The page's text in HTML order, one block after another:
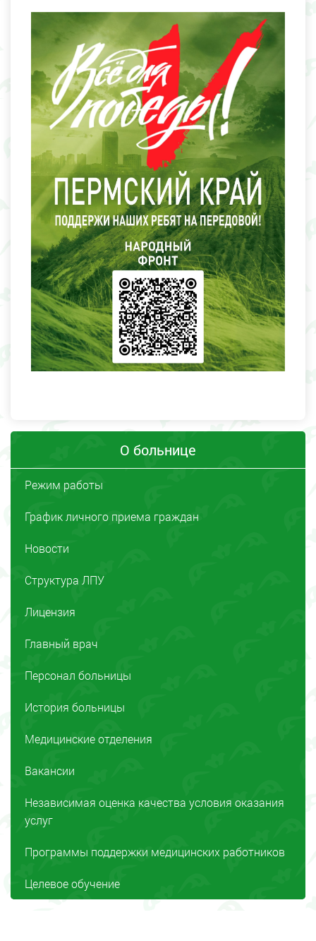
О больнице
Режим работы
График личного приема граждан
Новости
Структура ЛПУ
Лицензия
Главный врач
Персонал больницы
История больницы
Медицинские отделения
Вакансии
Независимая оценка качества условия оказания
услуг
Программы поддержки медицинских работников
Целевое обучение